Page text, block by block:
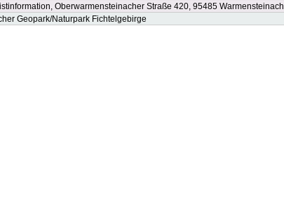
Oberwarmensteinacher Straße 420, 95485 Warmensteinach
Geopark/Naturpark Fichtelgebirge